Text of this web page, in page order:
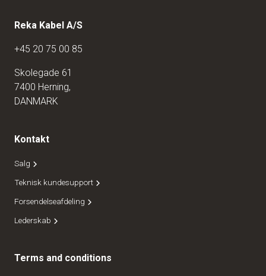
Reka Kabel A/S
+45 20 75 00 85
Skolegade 61
7400 Herning,
DANMARK
Kontakt
Salg
Teknisk kundesupport
Forsendelseafdeling
Lederskab
Terms and conditions